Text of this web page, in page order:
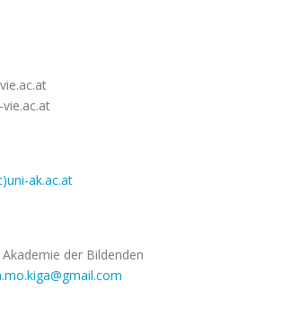
ak.ac.at
der Bildenden